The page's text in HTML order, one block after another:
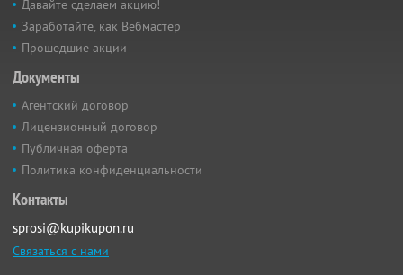
Давайте сделаем акцию!
Заработайте, как Вебмастер
Прошедшие акции
Документы
Агентский договор
Лицензионный договор
Публичная оферта
Политика конфиденциальности
Контакты
sprosi@kupikupon.ru
Связаться с нами